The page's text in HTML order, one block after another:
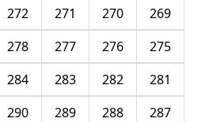
269
270
271
272
275
276
277
278
281
282
283
284
287
288
289
290